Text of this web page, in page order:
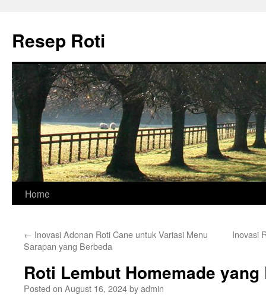
content
Resep Roti
Home
← Inovasi Adonan Roti Cane untuk Variasi Menu
Sarapan yang Berbeda
Inovasi
Roti Lembut Homemade
Posted on August 16, 2024byadmin